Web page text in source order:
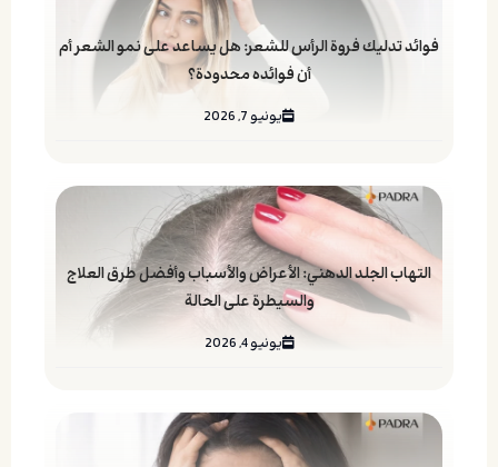
فوائد تدليك فروة الرأس للشعر: هل يساعد على نمو الشعر أم
أن فوائده محدودة؟
يونيو 7, 2026
التهاب الجلد الدهني: الأعراض والأسباب وأفضل طرق العلاج
والسيطرة على الحالة
يونيو 4, 2026